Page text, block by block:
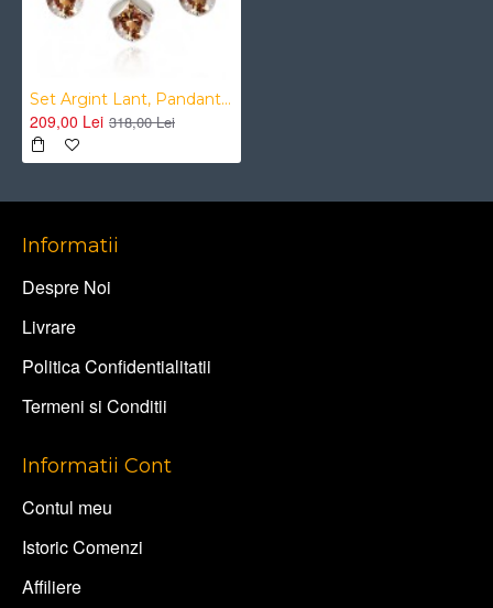
Set Argint Lant, Pandantiv, Cercei Cu Elemente Swarovski Beeatle
209,00 Lei 318,00 Lei
Informatii
Despre Noi
Livrare
Politica Confidentialitatii
Termeni si Conditii
Informatii Cont
Contul meu
Istoric Comenzi
Affiliere